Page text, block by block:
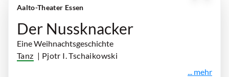
Aalto-Theater Essen
Der Nussknacker
Eine Weihnachtsgeschichte
Tanz | Pjotr I. Tschaikowski
... mehr